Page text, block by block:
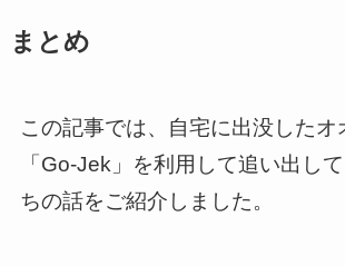
まとめ
この記事では、自宅に出没したオ
「Go-Jek」を利用して追い出し
ちの話をご紹介しました。